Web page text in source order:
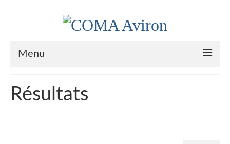
Menu
Nos couleurs
Résultats